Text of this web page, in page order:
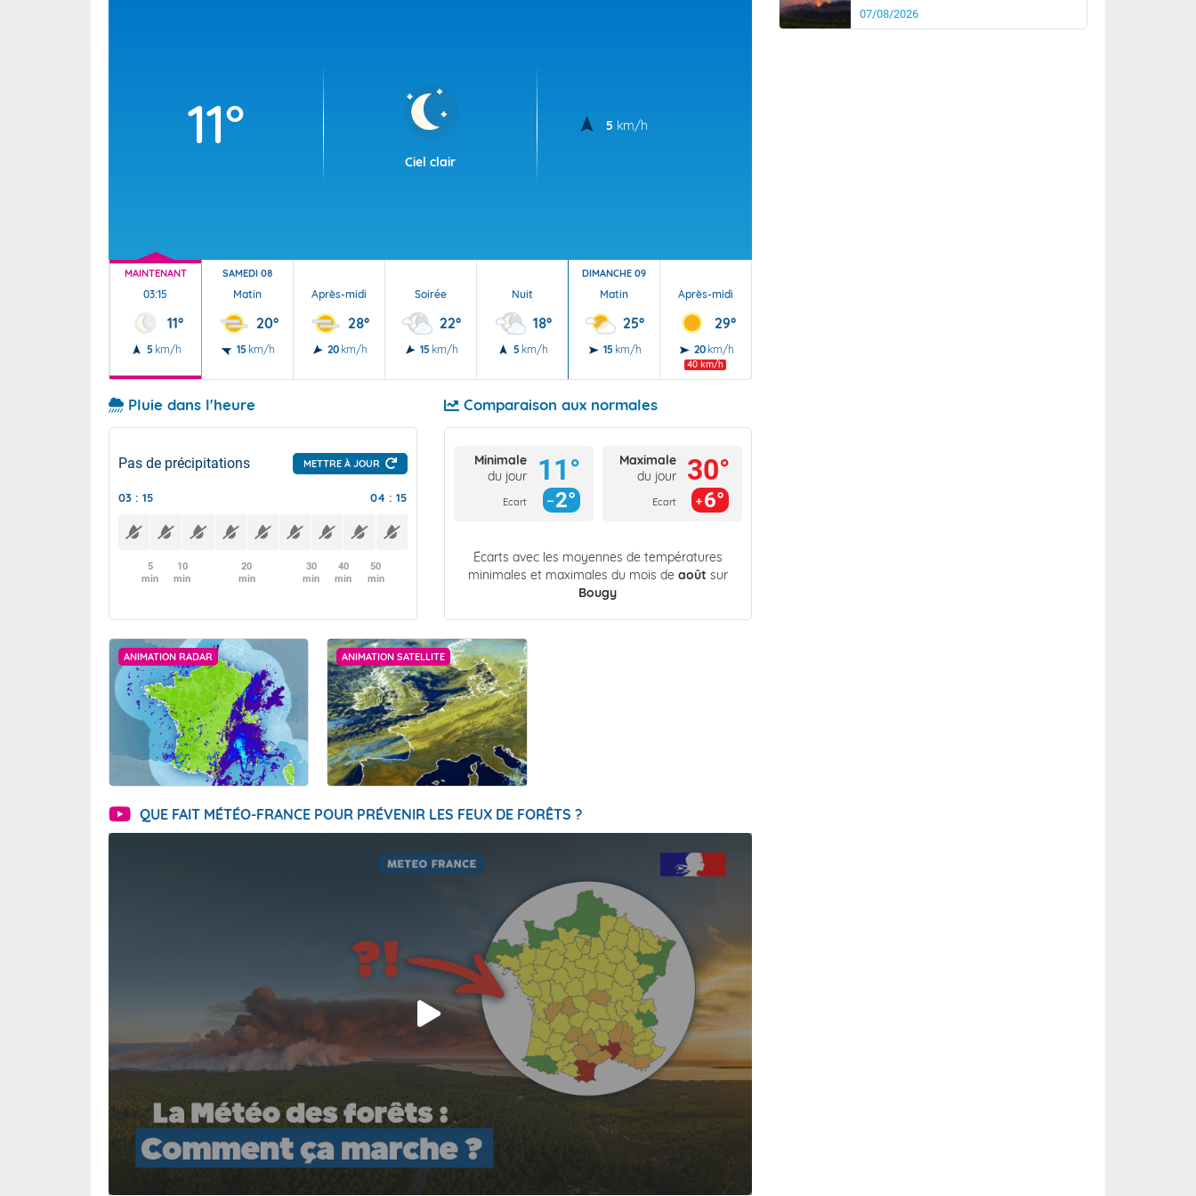
11°
Ciel clair
5 km/h
MAINTENANT
03:15
11°
5 km/h
SAMEDI 08
Matin
20°
15 km/h
Après-midi
28°
20 km/h
Soirée
22°
15 km/h
Nuit
18°
5 km/h
DIMANCHE 09
Matin
25°
15 km/h
Après-midi
29°
20 km/h
40 km/h
Pluie dans l'heure
Pas de précipitations METTRE À JOUR
03 : 15 04 : 15
5
min
10
min
20
min
30
min
40
min
50
min
Comparaison aux normales
Minimale
du jour
Ecart
11°
2°
Maximale
du jour
Ecart
30°
6°
Écarts avec les moyennes de températures
minimales et maximales du mois de août sur
Bougy
ANIMATION RADAR ANIMATION SATELLITE
QUE FAIT MÉTÉO-FRANCE POUR PRÉVENIR LES FEUX DE FORÊTS ?
07/08/2026